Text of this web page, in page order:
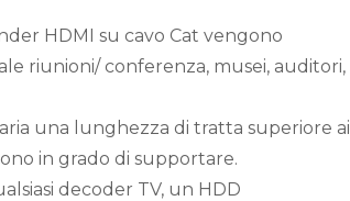
HDMI su cavo Cat vengono
riunioni/ conferenza, musei, auditori,
una lunghezza di tratta superiore ai
in grado di supportare.
decoder TV, un HDD